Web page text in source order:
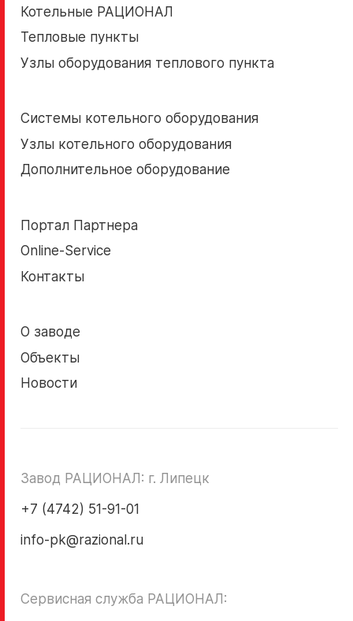
Котельные РАЦИОНАЛ
Тепловые пункты
Узлы оборудования теплового пункта
Системы котельного оборудования
Узлы котельного оборудования
Дополнительное оборудование
Портал Партнера
Online-Service
Контакты
О заводе
Объекты
Новости
Завод РАЦИОНАЛ: г. Липецк
+7 (4742) 51-91-01
info-pk@razional.ru
Сервисная служба РАЦИОНАЛ: